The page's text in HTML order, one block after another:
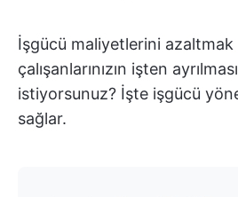
İşgücü maliyetlerini azaltmak
çalışanlarınızın işten
istiyorsunuz? İşte işgücü
sağlar.